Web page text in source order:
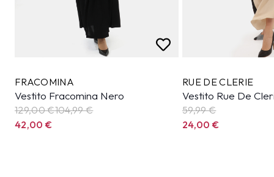
FRACOMINA
Vestito Fracomina Nero
129,00 €104,99€
42,00€
RUE DE CLERIE
Vestito Rue De
59,99€
24,00€